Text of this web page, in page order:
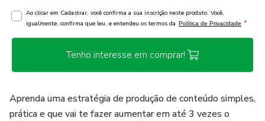
Ao clicar em Cadastrar, você confirma a sua inscrição neste produto. Você,
igualmente, confirma que leu, e entendeu os termos da Política de Privacidade *
Tenho interesse em comprar!
Aprenda uma estratégia de produção de conteúdo simples,
prática e que vai te fazer aumentar em até 3 vezes o